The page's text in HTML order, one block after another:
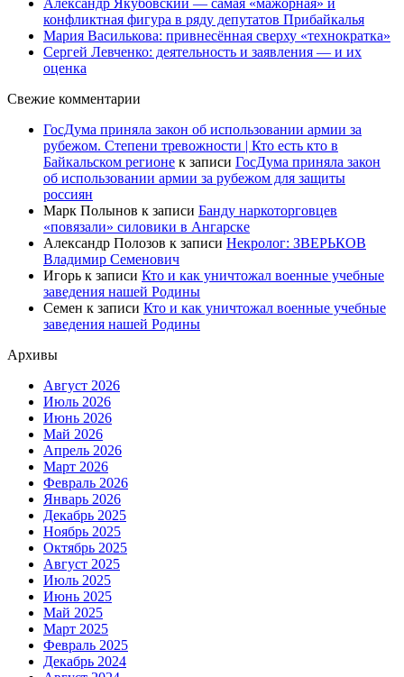
конфликтная фигура в ряду депутатов Прибайкалья
Мария Василькова: привнесённая сверху «технократка»
Сергей Левченко: деятельность и заявления — и их
оценка
Свежие комментарии
ГосДума приняла закон об использовании армии за
рубежом. Степени тревожности | Кто есть кто в
Байкальском регионе к записи ГосДума приняла закон
об использовании армии за рубежом для защиты
россиян
Марк Полынов к записи Банду наркоторговцев
«повязали» силовики в Ангарске
Александр Полозов к записи Некролог: ЗВЕРЬКОВ
Владимир Семенович
Игорь к записи Кто и как уничтожал военные учебные
заведения нашей Родины
Семен к записи Кто и как уничтожал военные учебные
заведения нашей Родины
Архивы
Август 2026
Июль 2026
Июнь 2026
Май 2026
Апрель 2026
Март 2026
Февраль 2026
Январь 2026
Декабрь 2025
Ноябрь 2025
Октябрь 2025
Август 2025
Июль 2025
Июнь 2025
Май 2025
Март 2025
Февраль 2025
Декабрь 2024